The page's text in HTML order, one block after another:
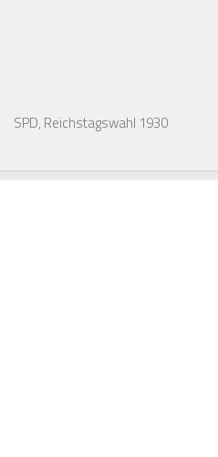
SPD, Reichstagswahl 1930